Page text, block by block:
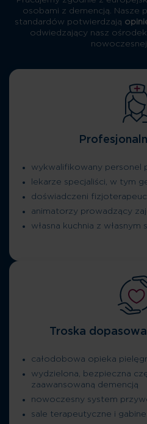
osobami z demencją. Nasze
standardów potwierdzają
odwiedzający nasz
wykwalifikowany personel
lekarze specjaliści, w tym
doświadczeni
animatorzy prowadzący
własna kuchnia z własnym
Troska
całodobowa opieka
wydzielona, bezpieczna
zaawansowaną demencją
nowoczesny system
sale terapeutyczne i